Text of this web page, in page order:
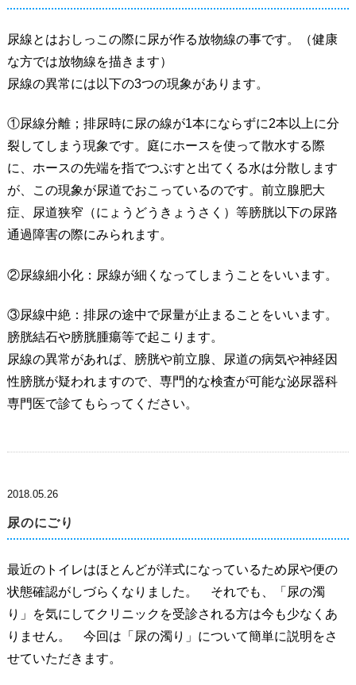
尿線とはおしっこの際に尿が作る放物線の事です。（健康
な方では放物線を描きます）
尿線の異常には以下の3つの現象があります。
①尿線分離；排尿時に尿の線が1本にならずに2本以上に分
裂してしまう現象です。庭にホースを使って散水する際
に、ホースの先端を指でつぶすと出てくる水は分散します
が、この現象が尿道でおこっているのです。前立腺肥大
症、尿道狭窄（にょうどうきょうさく）等膀胱以下の尿路
通過障害の際にみられます。
②尿線細小化：尿線が細くなってしまうことをいいます。
③尿線中絶：排尿の途中で尿量が止まることをいいます。
膀胱結石や膀胱腫瘍等で起こります。
尿線の異常があれば、膀胱や前立腺、尿道の病気や神経因
性膀胱が疑われますので、専門的な検査が可能な泌尿器科
専門医で診てもらってください。
2018.05.26
尿のにごり
最近のトイレはほとんどが洋式になっているため尿や便の
状態確認がしづらくなりました。 それでも、「尿の濁
り」を気にしてクリニックを受診される方は今も少なくあ
りません。 今回は「尿の濁り」について簡単に説明をさ
せていただきます。